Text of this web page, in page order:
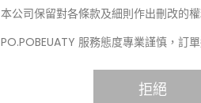
本公司保留對各條款及細則作出刪改的權
PO.POBEUATY 服務態度專業謹慎，訂
拒絕